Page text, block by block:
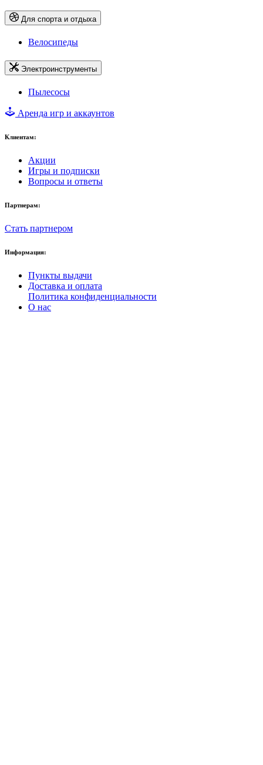
Для спорта и отдыха
Велосипеды
Электроинструменты
Пылесосы
Аренда игр и аккаунтов
Клиентам:
Акции
Игры и подписки
Вопросы и ответы
Партнерам:
Стать партнером
Информация:
Пункты выдачи
Доставка и оплата
Политика конфиденциальности
О нас